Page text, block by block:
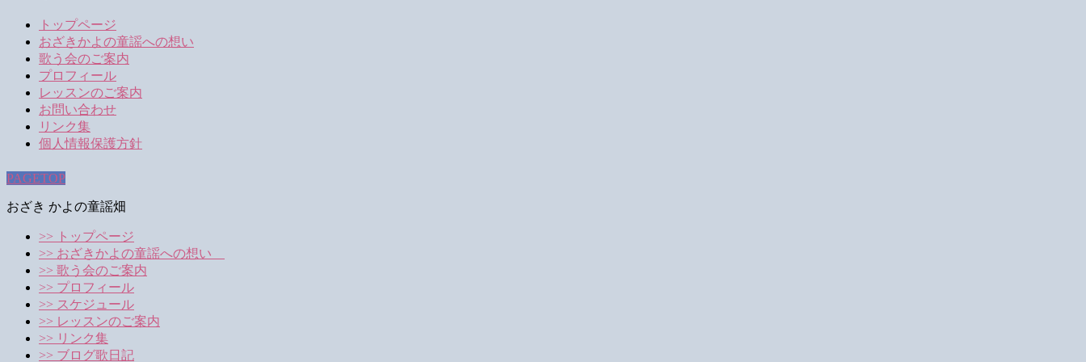
トップページ
おざきかよの童謡への想い
歌う会のご案内
プロフィール
レッスンのご案内
お問い合わせ
リンク集
個人情報保護方針
PAGETOP
おざき かよの童謡畑
>> トップページ
>> おざきかよの童謡への想い
>> 歌う会のご案内
>> プロフィール
>> スケジュール
>> レッスンのご案内
>> リンク集
>> ブログ歌日記